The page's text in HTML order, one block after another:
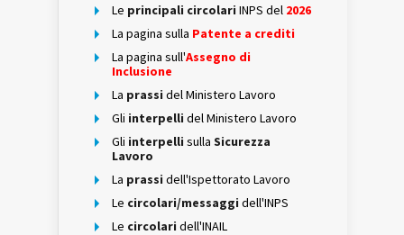
Le principali circolari INPS del 2026
La pagina sulla Patente a crediti
La pagina sull'Assegno di
Inclusione
La prassi del Ministero Lavoro
Gli interpelli del Ministero Lavoro
Gli interpelli sulla Sicurezza
Lavoro
La prassi dell'Ispettorato Lavoro
Le circolari/messaggi dell'INPS
Le circolari dell'INAIL